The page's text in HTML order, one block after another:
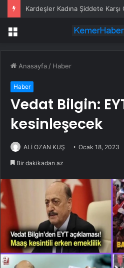
Kardeşler Kadına Şiddete Karşı
Menü
Anasayfa / Haber
Haber
Vedat Bilgin:
kesinleşecek
ALİ OZAN KUŞ Ocak 18, 2023
Bir dakikadan az